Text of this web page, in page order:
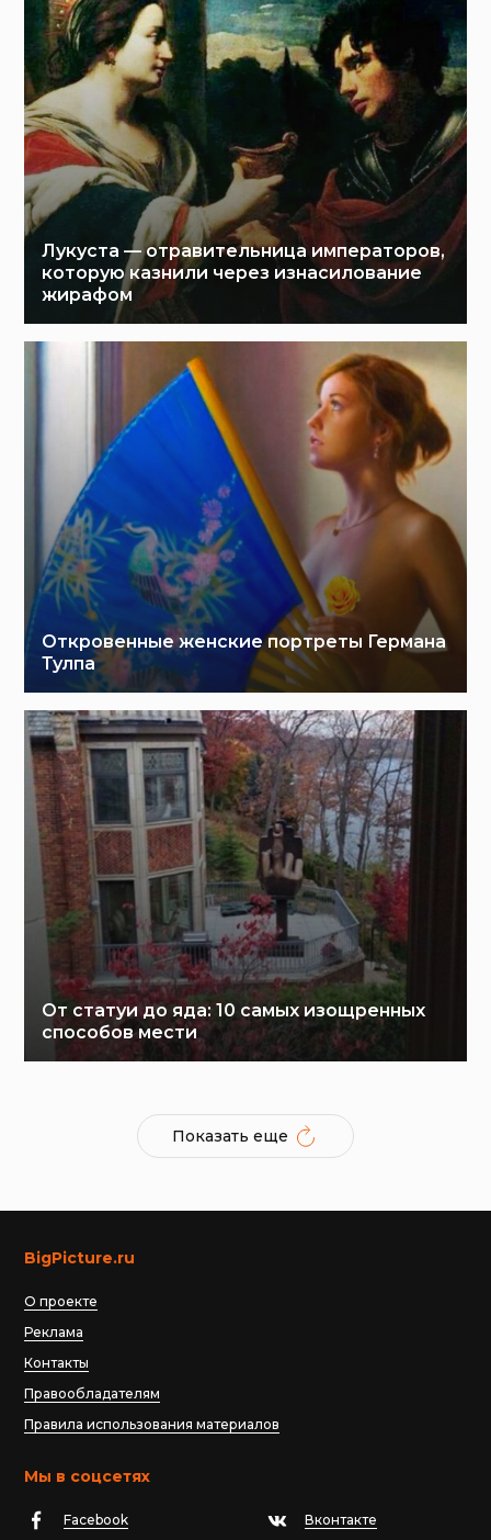
Лукуста — отравительница императоров,
которую казнили через изнасилование
жирафом
Откровенные женские портреты Германа
Тулпа
От статуи до яда: 10 самых изощренных
способов мести
Показать еще
BigPicture.ru
О проекте
Реклама
Контакты
Правообладателям
Правила использования материалов
Мы в соцсетях
Facebook Вконтакте